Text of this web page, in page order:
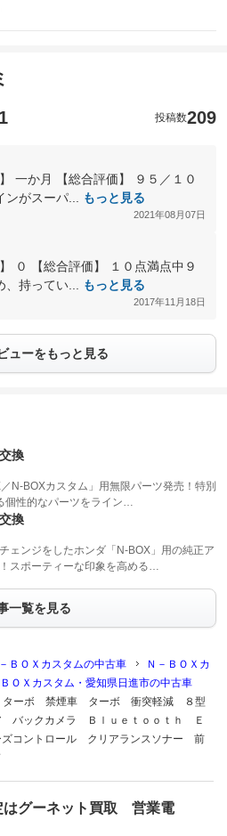
投稿数209
一か月 【総合評価】 ９５／１０
ンがスーパ...
もっと見る
2021年08月07日
０ 【総合評価】 １０点満点中９
、持ってい...
もっと見る
2017年11月18日
ューをもっと見る
換
N-BOXカスタム」用無限パーツ発売！特別
個性的なパーツをライン…
換
ェンジをしたホンダ「N-BOX」用の純正ア
スポーティーな印象を高める…
一覧を見る
ＢＯＸカスタムの中古車
Ｎ－ＢＯＸカ
ＢＯＸカスタム・愛知県日進市の中古車
ターボ 禁煙車 ターボ 衝突軽減 ８型
バックカメラ Ｂｌｕｅｔｏｏｔｈ Ｅ
コントロール クリアランスソナー 前
はグーネット買取 営業電